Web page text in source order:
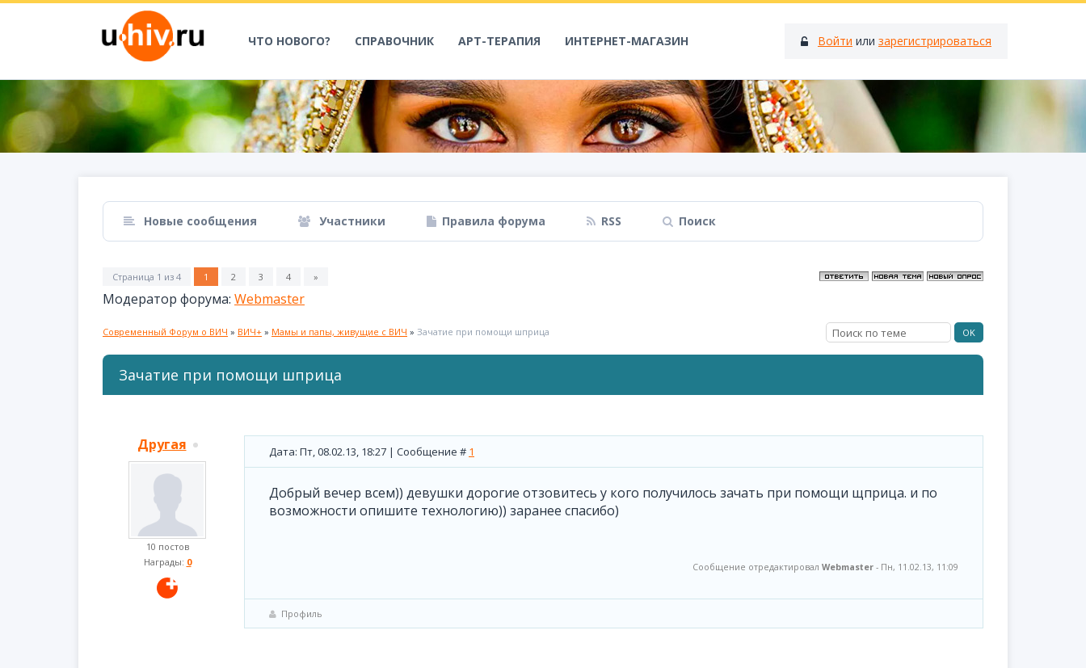
Войти или зарегистрироваться
ЧТО НОВОГО? СПРАВОЧНИК АРТ-ТЕРАПИЯ ИНТЕРНЕТ-МАГАЗИН
Новые сообщения Участники Правила форума RSS Поиск
Страница 1 из 4 1 2 3 4 »
Модератор форума: Webmaster
Современный Форум о ВИЧ » ВИЧ+ » Мамы и папы, живущие с ВИЧ » Зачатие при помощи шприца
Зачатие при помощи шприца
Другая
10 постов
Награды: 0
Дата: Пт, 08.02.13, 18:27 | Сообщение # 1
Добрый вечер всем)) девушки дорогие отзовитесь у кого получилось зачать при помощи щприца. и по
возможности опишите технологию)) заранее спасибо)
Сообщение отредактировал Webmaster - Пн, 11.02.13, 11:09
Профиль